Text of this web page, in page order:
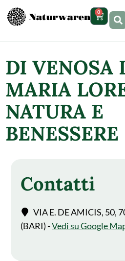
contenuto 0
DI VENOSA
MARIA
NATURA E
BENESSERE
Contatti
VIA E. DE AMICIS, 50,
(BARI) -Vedi su Google